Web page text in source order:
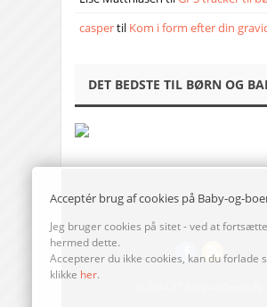
caspertil Kom i form efter din
DET BEDSTE TIL BØRN OG
Acceptér brug af cookies på Baby-og-
Jeg bruger cookies på sitet - ved at
hermed dette.
Accepterer du ikke cookies, kan du forlade
klikke her.